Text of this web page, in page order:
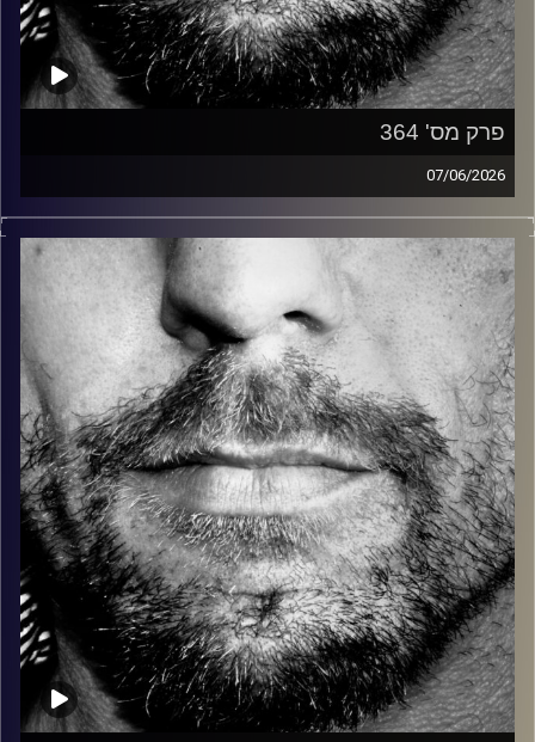
פרק מס' 364
07/06/2026
זיפים, מוזיקה מחוספסת של הופעות חיות. הרבה ג'אם, רוק,
בלוז, bluegrass, ג'אז, Fאנק, פרוגרסיב ואפילו אלקטרוניקה.
כל מה שחי, אמיתי ונושם.
עם שמוליק רגב.
קרדיט תמונות: David Goehring